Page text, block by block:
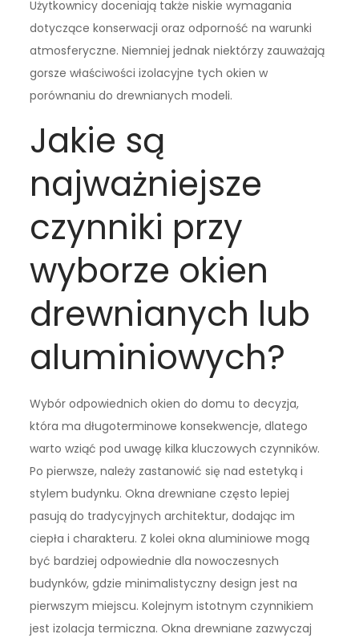
Użytkownicy doceniają także niskie wymagania
dotyczące konserwacji oraz odporność na warunki
atmosferyczne. Niemniej jednak niektórzy zauważają
gorsze właściwości izolacyjne tych okien w
porównaniu do drewnianych modeli.
Jakie są
najważniejsze
czynniki przy
wyborze okien
drewnianych lub
aluminiowych?
Wybór odpowiednich okien do domu to decyzja,
która ma długoterminowe konsekwencje, dlatego
warto wziąć pod uwagę kilka kluczowych czynników.
Po pierwsze, należy zastanowić się nad estetyką i
stylem budynku. Okna drewniane często lepiej
pasują do tradycyjnych architektur, dodając im
ciepła i charakteru. Z kolei okna aluminiowe mogą
być bardziej odpowiednie dla nowoczesnych
budynków, gdzie minimalistyczny design jest na
pierwszym miejscu. Kolejnym istotnym czynnikiem
jest izolacja termiczna. Okna drewniane zazwyczaj